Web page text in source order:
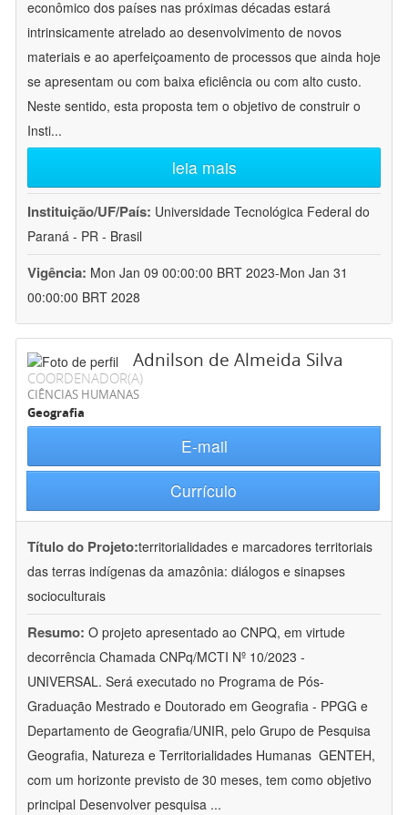
econômico dos países nas próximas décadas estará
intrinsicamente atrelado ao desenvolvimento de novos
materiais e ao aperfeiçoamento de processos que ainda hoje
se apresentam ou com baixa eficiência ou com alto custo.
Neste sentido, esta proposta tem o objetivo de construir o
Insti...
leia mais
Instituição/UF/País: Universidade Tecnológica Federal do
Paraná - PR - Brasil
Vigência: Mon Jan 09 00:00:00 BRT 2023-Mon Jan 31
00:00:00 BRT 2028
Adnilson de Almeida Silva
COORDENADOR(A)
CIÊNCIAS HUMANAS
Geografia
E-mail
Currículo
Título do Projeto:territorialidades e marcadores territoriais
das terras indígenas da amazônia: diálogos e sinapses
socioculturais
Resumo: O projeto apresentado ao CNPQ, em virtude
decorrência Chamada CNPq/MCTI Nº 10/2023 -
UNIVERSAL. Será executado no Programa de Pós-
Graduação Mestrado e Doutorado em Geografia - PPGG e
Departamento de Geografia/UNIR, pelo Grupo de Pesquisa
Geografia, Natureza e Territorialidades Humanas  GENTEH,
com um horizonte previsto de 30 meses, tem como objetivo
principal Desenvolver pesquisa ...